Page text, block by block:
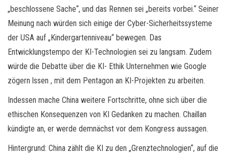
„beschlossene Sache“, und das Rennen sei „bereits vorbei.“ Seiner
Meinung nach würden sich einige der Cyber-Sicherheitssysteme
der USA auf „Kindergartenniveau“ bewegen. Das
Entwicklungstempo der KI-Technologien sei zu langsam. Zudem
würde die Debatte über die KI- Ethik Unternehmen wie Google
zögern lssen , mit dem Pentagon an KI-Projekten zu arbeiten.
Indessen mache China weitere Fortschritte, ohne sich über die
ethischen Konsequenzen von KI Gedanken zu machen. Chaillan
kündigte an, er werde demnächst vor dem Kongress aussagen.
Hintergrund: China zählt die KI zu den „Grenztechnologien“, auf die